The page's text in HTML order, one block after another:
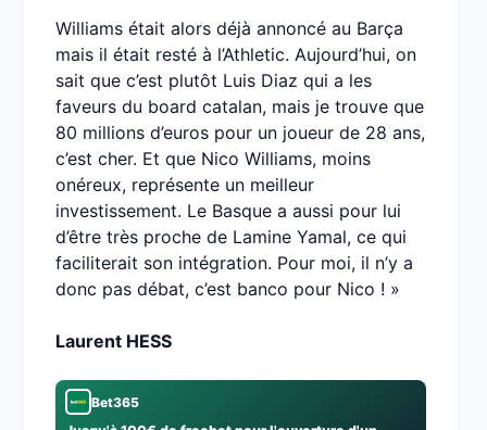
Williams était alors déjà annoncé au Barça
mais il était resté à l’Athletic. Aujourd’hui, on
sait que c’est plutôt Luis Diaz qui a les
faveurs du board catalan, mais je trouve que
80 millions d’euros pour un joueur de 28 ans,
c’est cher. Et que Nico Williams, moins
onéreux, représente un meilleur
investissement. Le Basque a aussi pour lui
d’être très proche de Lamine Yamal, ce qui
faciliterait son intégration. Pour moi, il n’y a
donc pas débat, c’est banco pour Nico ! »
Laurent HESS
Bet365